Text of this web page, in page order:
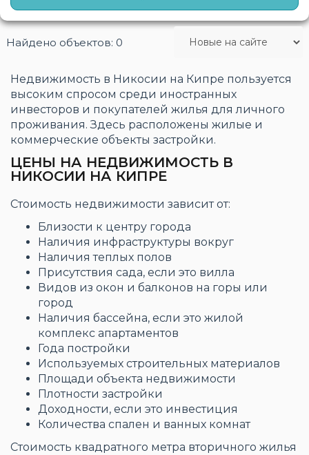
Найдено объектов: 0
Недвижимость в Никосии на Кипре пользуется
высоким спросом среди иностранных
инвесторов и покупателей жилья для личного
проживания. Здесь расположены жилые и
коммерческие объекты застройки.
ЦЕНЫ НА НЕДВИЖИМОСТЬ В
НИКОСИИ НА КИПРЕ
Стоимость недвижимости зависит от:
Близости к центру города
Наличия инфраструктуры вокруг
Наличия теплых полов
Присутствия сада, если это вилла
Видов из окон и балконов на горы или
город
Наличия бассейна, если это жилой
комплекс апартаментов
Года постройки
Используемых строительных материалов
Площади объекта недвижимости
Плотности застройки
Доходности, если это инвестиция
Количества спален и ванных комнат
Стоимость квадратного метра вторичного жилья